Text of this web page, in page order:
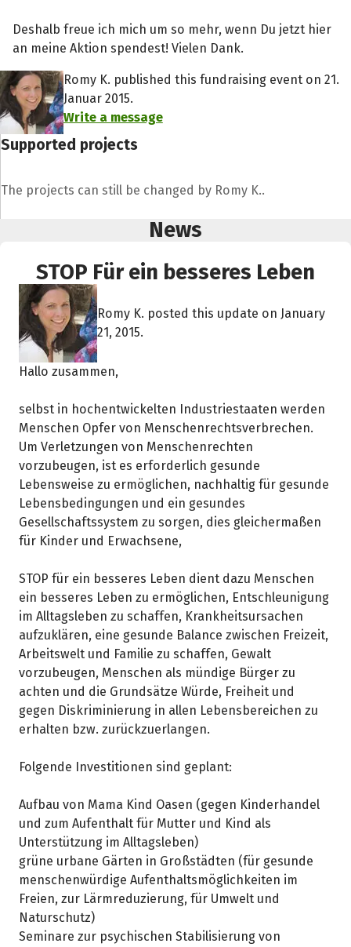
Deshalb freue ich mich um so mehr, wenn Du jetzt hier
an meine Aktion spendest! Vielen Dank.
Romy K. published this fundraising event on 21.
Januar 2015.
Write a message
Supported projects
The projects can still be changed by Romy K..
News
STOP Für ein besseres Leben
Romy K. posted this update on January
21, 2015.
Hallo zusammen,
selbst in hochentwickelten Industriestaaten werden
Menschen Opfer von Menschenrechtsverbrechen.
Um Verletzungen von Menschenrechten
vorzubeugen, ist es erforderlich gesunde
Lebensweise zu ermöglichen, nachhaltig für gesunde
Lebensbedingungen und ein gesundes
Gesellschaftssystem zu sorgen, dies gleichermaßen
für Kinder und Erwachsene,
STOP für ein besseres Leben dient dazu Menschen
ein besseres Leben zu ermöglichen, Entschleunigung
im Alltagsleben zu schaffen, Krankheitsursachen
aufzuklären, eine gesunde Balance zwischen Freizeit,
Arbeitswelt und Familie zu schaffen, Gewalt
vorzubeugen, Menschen als mündige Bürger zu
achten und die Grundsätze Würde, Freiheit und
gegen Diskriminierung in allen Lebensbereichen zu
erhalten bzw. zurückzuerlangen.
Folgende Investitionen sind geplant:
Aufbau von Mama Kind Oasen (gegen Kinderhandel
und zum Aufenthalt für Mutter und Kind als
Unterstützung im Alltagsleben)
grüne urbane Gärten in Großstädten (für gesunde
menschenwürdige Aufenthaltsmöglichkeiten im
Freien, zur Lärmreduzierung, für Umwelt und
Naturschutz)
Seminare zur psychischen Stabilisierung von